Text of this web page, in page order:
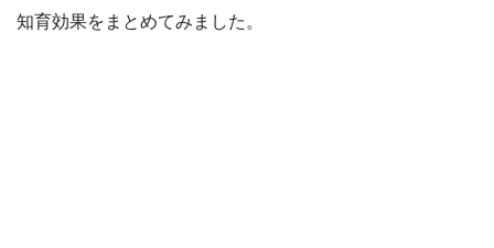
知育効果をまとめてみました。